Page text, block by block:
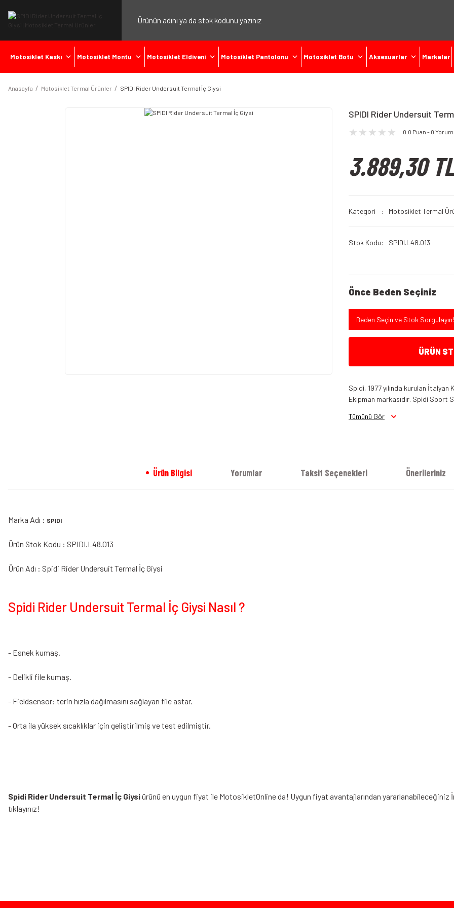
Motosiklet Kaskı Motosiklet Montu Motosiklet Eldiveni Motosiklet Pantolonu Motosiklet Botu Aksesuarlar Markalar
Anasayfa Motosiklet Termal Ürünler SPIDI Rider Undersuit Termal İç Giysi
SPIDI Rider Undersuit
0.0 Puan - 0 Yorum
3.889,30 TL
Kategori Motosiklet Termal
Stok Kodu SPIDI.L48.013
Önce Beden Seçiniz
Beden Seçin ve Stok Sorgulayın!
ÜRÜN
Spidi, 1977 yılında kurulan
Ekipman markasıdır. Spidi Sport
Tümünü Gör
Ürün Bilgisi Yorumlar Taksit Seçenekleri Önerileriniz
Marka Adı : SPIDI
Ürün Stok Kodu : SPIDI.L48.013
Ürün Adı : Spidi Rider Undersuit Termal İç Giysi
Spidi Rider Undersuit Termal İç Giysi Nasıl ?
- Esnek kumaş.
- Delikli file kumaş.
- Fieldsensor: terin hızla dağılmasını sağlayan file astar.
- Orta ila yüksek sıcaklıklar için geliştirilmiş ve test edilmiştir.
Spidi Rider Undersuit Termal İç Giysiürünü en uygun fiyat ile MotosikletOnline da! Uygun fiyat avantajlarından yararlanabileceğiniz
tıklayınız!
Ürün bilgilerinde hatalar bulunuyor.